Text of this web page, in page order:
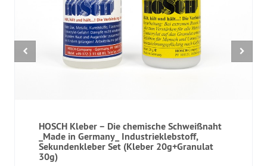
HOSCH Kleber – Die chemische Schweißnaht
_Made in Germany_ Industrieklebstoff,
Sekundenkleber Set (Kleber 20g+Granulat
30g)